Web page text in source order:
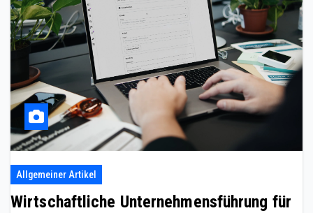
Allgemeiner Artikel
Wirtschaftliche Unternehmensführung für